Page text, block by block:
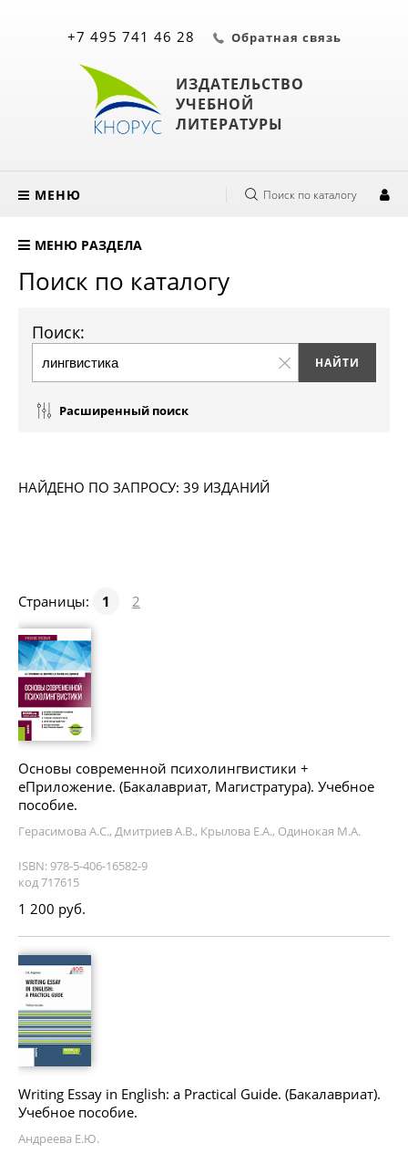
ИЗДАТЕЛЬСТВО
УЧЕБНОЙ
ЛИТЕРАТУРЫ
+7 495 741 46 28 Обратная связь
МЕНЮ Поиск по каталогу
МЕНЮ РАЗДЕЛА
Поиск по каталогу
Поиск:
Расширенный поиск
НАЙДЕНО ПО ЗАПРОСУ: 39 ИЗДАНИЙ
Страницы: 1 2
Основы современной психолингвистики +
еПриложение. (Бакалавриат, Магистратура). Учебное
пособие.
Герасимова А.С., Дмитриев А.В., Крылова Е.А., Одинокая М.А.
ISBN: 978-5-406-16582-9
код 717615
1 200 руб.
Writing Essay in English: a Practical Guide. (Бакалавриат).
Учебное пособие.
Андреева Е.Ю.